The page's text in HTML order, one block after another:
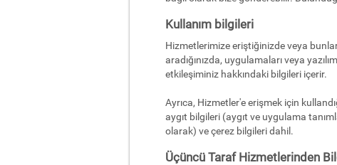
Kullanım bilgileri
Hizmetlerimize eriştiğinizde veya
aradığınızda, uygulamaları veya
etkileşiminiz hakkındaki bilgileri içerir.
Ayrıca, Hizmetler'e erişmek için
aygıt bilgileri (aygıt ve uygulama
olarak) ve çerez bilgileri dahil.
Üçüncü Taraf Hizmetlerinden